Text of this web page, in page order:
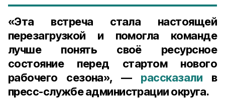
«Эта встреча стала настоящей
перезагрузкой и помогла команде
лучше понять своё ресурсное
состояние перед стартом нового
рабочего сезона», — рассказалив
пресс-службе администрации округа.